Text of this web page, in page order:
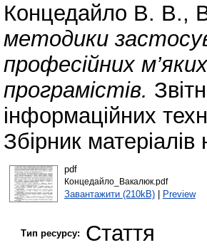
Концедайло В. В.,
методики
професійних
програмістів.
інформаційних
Збірник
pdf
Концедайло_Вакалюк.pdf
Завантажити (210kB)| Preview
Тип ресурсу: Стаття